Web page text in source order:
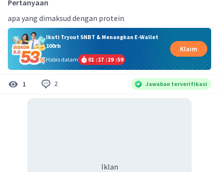
Pertanyaan
apa yang dimaksud dengan protein
Ikuti Tryout SNBT & Menangkan E-Wallet
100rb
Habis dalam
01 :17 :19 :58
Klaim
1 2 Jawaban terverifikasi
Iklan